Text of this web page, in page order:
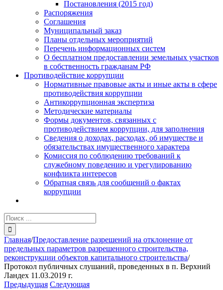
Постановления (2015 год)
Распоряжения
Соглашения
Муниципальный заказ
Планы отдельных мероприятий
Перечень информационных систем
О бесплатном предоставлении земельных участков
в собственность гражданам РФ
Противодействие коррупции
Нормативные правовые акты и иные акты в сфере
противодействия коррупции
Антикоррупционная экспертиза
Методические материалы
Формы документов, связанных с
противодействием коррупции, для заполнения
Сведения о доходах, расходах, об имуществе и
обязательствах имущественного характера
Комиссия по соблюдению требований к
служебному поведению и урегулированию
конфликта интересов
Обратная связь для сообщений о фактах
коррупции
Результат
поиска:
Главная/Предоставление разрешений на отклонение от
предельных параметров разрешенного строительства,
реконструкции объектов капитального строительства/
Протокол публичных слушаний, проведенных в п. Верхний
Ландех 11.03.2019 г.
Предыдущая Следующая